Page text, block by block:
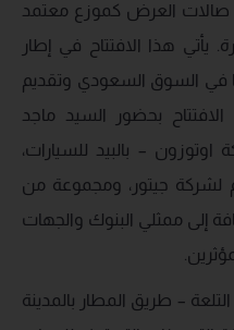
صالات العرض كموزع معتمد
يأتي هذا الافتتاح في إطار
في السوق السعودي وتقديم
بحضور السيد ماجد
اوتوزون – بالبيد للسيارات،
لشركة جيتور ، ومجموعة من
إلى ممثلي البنوك والجهات
– طريق المطار بالمدينة